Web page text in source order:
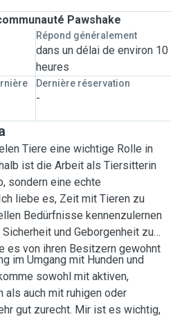
Pawshake
Répond généralement
dans un délai de environ 10
heures
Dernière réservation
-
Tiere eine wichtige Rolle in
ist die Arbeit als Tiersitterin
sondern eine echte
liebe es, Zeit mit Tieren zu
Bedürfnisse kennenzulernen
und Geborgenheit zu
es von ihren Besitzern gewohnt
im Umgang mit Hunden und
sowohl mit aktiven,
als auch mit ruhigen oder
gut zurecht. Mir ist es wichtig,